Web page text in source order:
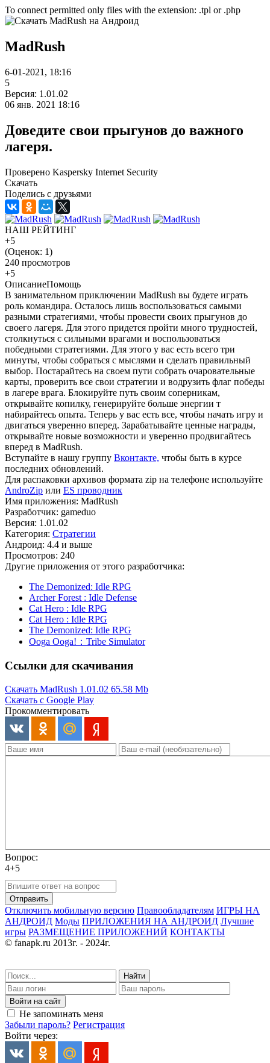
To connect permitted only files with the extension: .tpl or .php
MadRush
6-01-2021, 18:16
5
Версия: 1.01.02
06 янв. 2021 18:16
Доведите свои прыгунов до важного
лагеря.
Проверено Kaspersky Internet Security
Скачать
Поделись с друзьями
НАШ РЕЙТИНГ
+5
(Оценок: 1)
240 просмотров
+5
ОписаниеПомощь
В занимательном приключении MadRush вы будете играть
роль командира. Осталось лишь воспользоваться самыми
разными стратегиями, чтобы провести своих прыгунов до
своего лагеря. Для этого придется пройти много трудностей,
столкнуться с сильными врагами и воспользоваться
победными стратегиями. Для этого у вас есть всего три
минуты, чтобы собраться с мыслями и сделать правильный
выбор. Постарайтесь на своем пути собрать очаровательные
карты, проверить все свои стратегии и водрузить флаг победы
в лагере врага. Блокируйте путь своим соперникам,
открывайте копилку, генерируйте больше энергии т
набирайтесь опыта. Теперь у вас есть все, чтобы начать игру и
двигаться уверенно вперед. Зарабатывайте ценные награды,
открывайте новые возможности и уверенно продвигайтесь
вперед в MadRush.
Вступайте в нашу группу Вконтакте, чтобы быть в курсе
последних обновлений.
Для распаковки архивов формата zip на телефоне используйте
AndroZip или ES проводник
Имя приложения: MadRush
Разработчик: gameduo
Версия: 1.01.02
Категория: Стратегии
Андроид: 4.4 и выше
Просмотров: 240
Другие приложения от этого разработчика:
The Demonized: Idle RPG
Archer Forest : Idle Defense
Cat Hero : Idle RPG
Cat Hero : Idle RPG
The Demonized: Idle RPG
Ooga Ooga!：Tribe Simulator
Ссылки для скачивания
Скачать MadRush 1.01.02 65.58 Mb
Скачать с Google Play
Прокомментировать
Вопрос:
4+5
Отправить
Отключить мобильную версию Правообладателям ИГРЫ НА
АНДРОИД Моды ПРИЛОЖЕНИЯ НА АНДРОИД Лучшие
игры РАЗМЕЩЕНИЕ ПРИЛОЖЕНИЙ КОНТАКТЫ
© fanapk.ru 2013г. - 2024г.
Найти
Войти на сайт
Не запоминать меня
Забыли пароль? Регистрация
Войти через: